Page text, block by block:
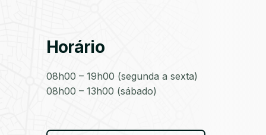
Horário
08h00 – 19h00 (segunda a sexta)
08h00 – 13h00 (sábado)